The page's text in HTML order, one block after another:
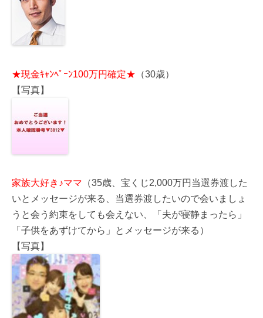
★現金ｷｬﾝﾍﾟｰﾝ100万円確定★ （30歳）
【写真】
家族大好き♪ママ （35歳、宝くじ2,000万円当選券渡した
いとメッセージが来る、当選券渡したいので会いましょ
うと会う約束をしても会えない、「夫が寝静まったら」
「子供をあずけてから」とメッセージが来る）
【写真】